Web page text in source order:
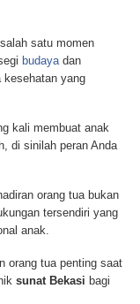
satu momen
budaya dan
kesehatan yang
kali membuat anak
di sinilah peran Anda
orang tua bukan
tersendiri yang
anak.
orang tua penting saat
sunat Bekasi bagi